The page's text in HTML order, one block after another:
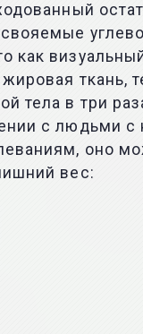
как
тела в три
с людьми
оно
вес: